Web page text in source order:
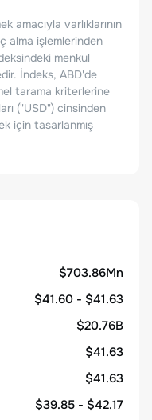
amacıyla varlıklarının
alma işlemlerinden
menkul
İndeks, ABD'de
tarama kriterlerine
("USD") cinsinden
için tasarlanmış
$703.86Mn
$41.60 - $41.63
$20.76B
$41.63
$41.63
$39.85 - $42.17